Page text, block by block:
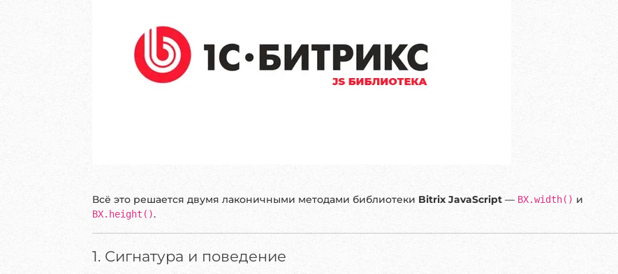
Всё это решается двумя лаконичными методами библиотеки Bitrix JavaScript— BX.width() и
BX.height().
1. Сигнатура и поведение